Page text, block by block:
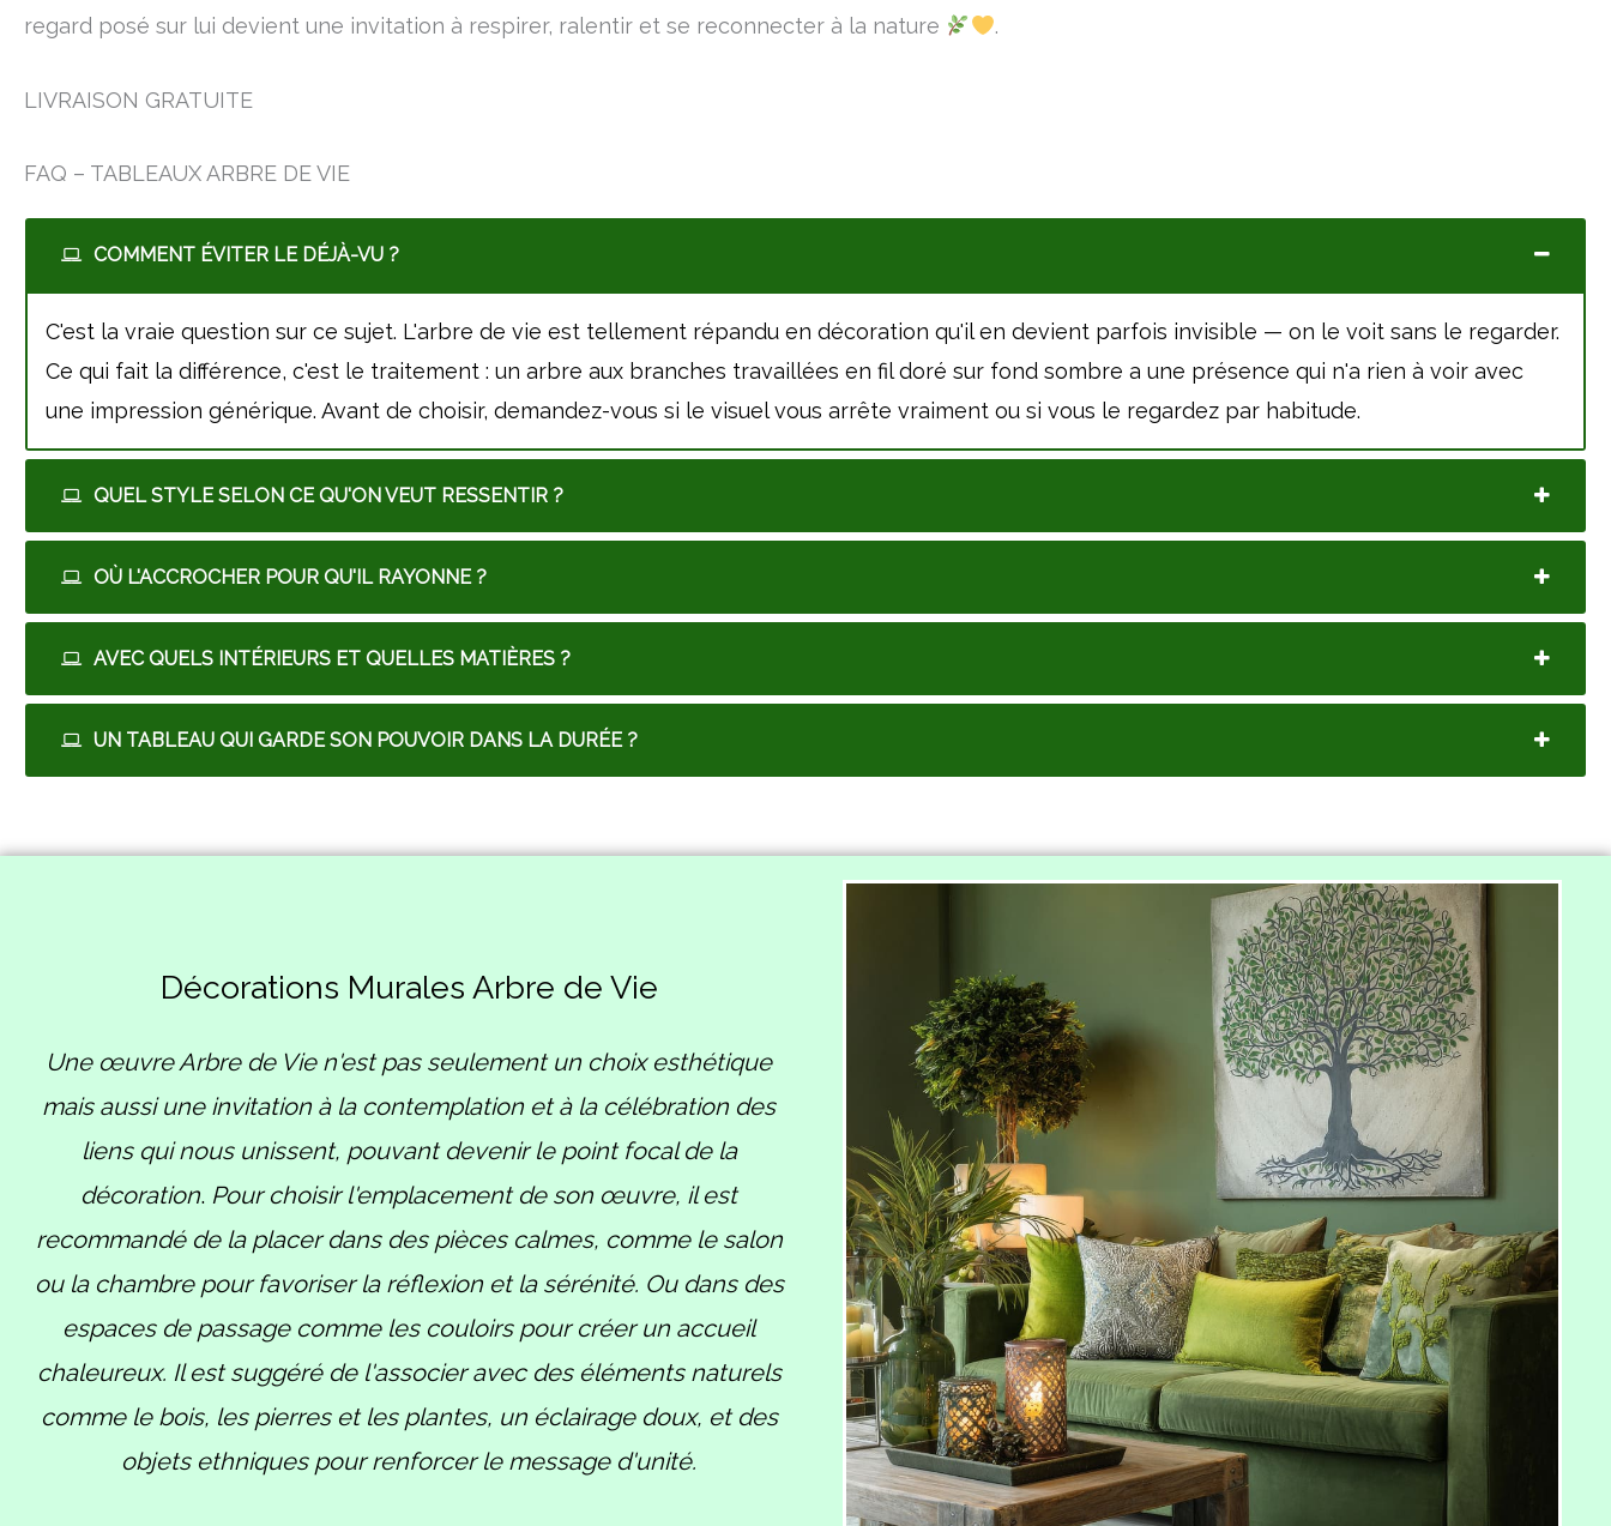
regard posé sur lui devient une invitation à respirer, ralentir et se reconnecter à la nature
.
LIVRAISON GRATUITE
FAQ – TABLEAUX ARBRE DE VIE
COMMENT ÉVITER LE DÉJÀ-VU ?
C'est la vraie question sur ce sujet. L'arbre de vie est tellement répandu en décoration qu'il en devient parfois invisible — on le voit sans le regarder.
Ce qui fait la différence, c'est le traitement : un arbre aux branches travaillées en fil doré sur fond sombre a une présence qui n'a rien à voir avec
une impression générique. Avant de choisir, demandez-vous si le visuel vous arrête vraiment ou si vous le regardez par habitude.
QUEL STYLE SELON CE QU'ON VEUT RESSENTIR ?
OÙ L'ACCROCHER POUR QU'IL RAYONNE ?
AVEC QUELS INTÉRIEURS ET QUELLES MATIÈRES ?
UN TABLEAU QUI GARDE SON POUVOIR DANS LA DURÉE ?
Décorations Murales Arbre de Vie
Une œuvre Arbre de Vie n'est pas seulement un choix esthétique
mais aussi une invitation à la contemplation et à la célébration des
liens qui nous unissent, pouvant devenir le point focal de la
décoration. Pour choisir l'emplacement de son œuvre, il est
recommandé de la placer dans des pièces calmes, comme le salon
ou la chambre pour favoriser la réflexion et la sérénité. Ou dans des
espaces de passage comme les couloirs pour créer un accueil
chaleureux. Il est suggéré de l'associer avec des éléments naturels
comme le bois, les pierres et les plantes, un éclairage doux, et des
objets ethniques pour renforcer le message d'unité.